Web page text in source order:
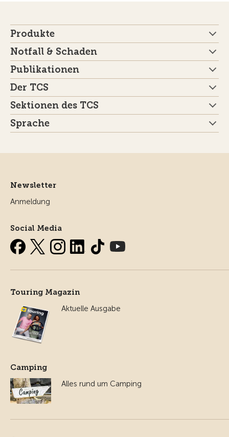
Produkte
Notfall & Schaden
Publikationen
Der TCS
Sektionen des TCS
Sprache
Newsletter
Anmeldung
Social Media
Touring Magazin
Aktuelle Ausgabe
Camping
Alles rund um Camping